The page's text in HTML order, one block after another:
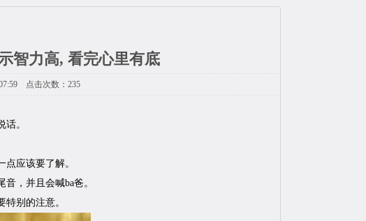
智力高, 看完心里有底
点击次数：235
。
应该要了解。
，并且会喊ba爸。
别的注意。